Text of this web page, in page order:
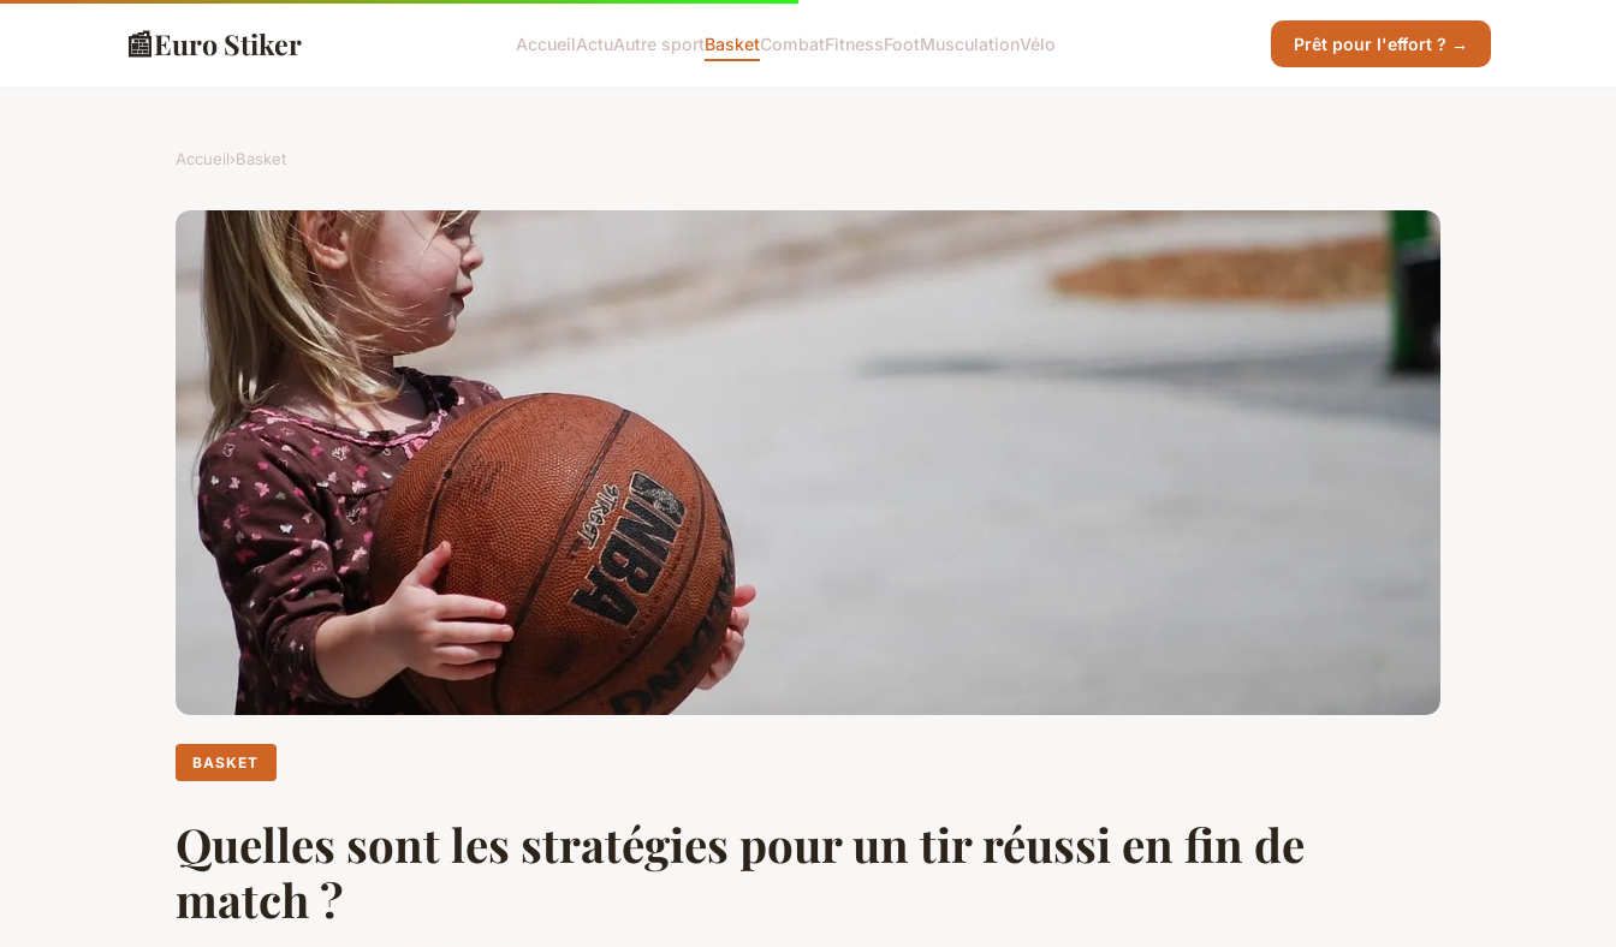
📰Euro Stiker AccueilActuAutre sportBasketCombatFitnessFootMusculationVélo Prêt pour l'effort ? →
Accueil›Basket
BASKET
Quelles sont les stratégies pour un tir réussi en fin de
match ?